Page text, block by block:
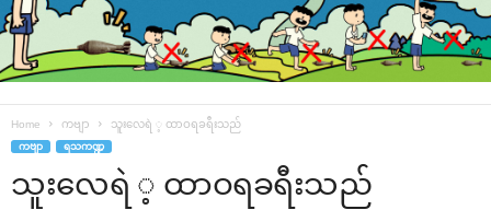
Home ကဗျာ သူး‌လေရဲ ့ ထာဝရခရီးသည်
ကဗျာ ရသကဏ္ဍ
သူး‌လေရဲ ့ ထာဝရခရီးသည်